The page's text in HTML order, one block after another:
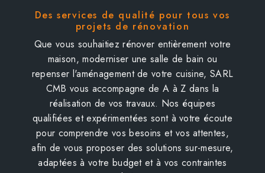
Des services de qualité pour tous vos
projets de rénovation
Que vous souhaitiez rénover entièrement votre
maison, moderniser une salle de bain ou
repenser l'aménagement de votre cuisine, SARL
CMB vous accompagne de A à Z dans la
réalisation de vos travaux. Nos équipes
qualifiées et expérimentées sont à votre écoute
pour comprendre vos besoins et vos attentes,
afin de vous proposer des solutions sur-mesure,
adaptées à votre budget et à vos contraintes